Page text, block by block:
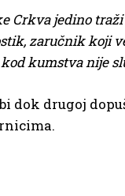
Crkva jedino
zaručnik koji
kumstva nije
dok drugoj